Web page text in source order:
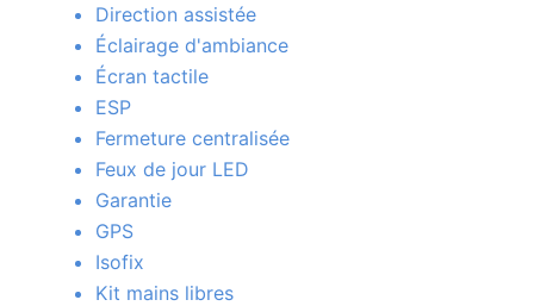
Direction assistée
Éclairage d'ambiance
Écran tactile
ESP
Fermeture centralisée
Feux de jour LED
Garantie
GPS
Isofix
Kit mains libres